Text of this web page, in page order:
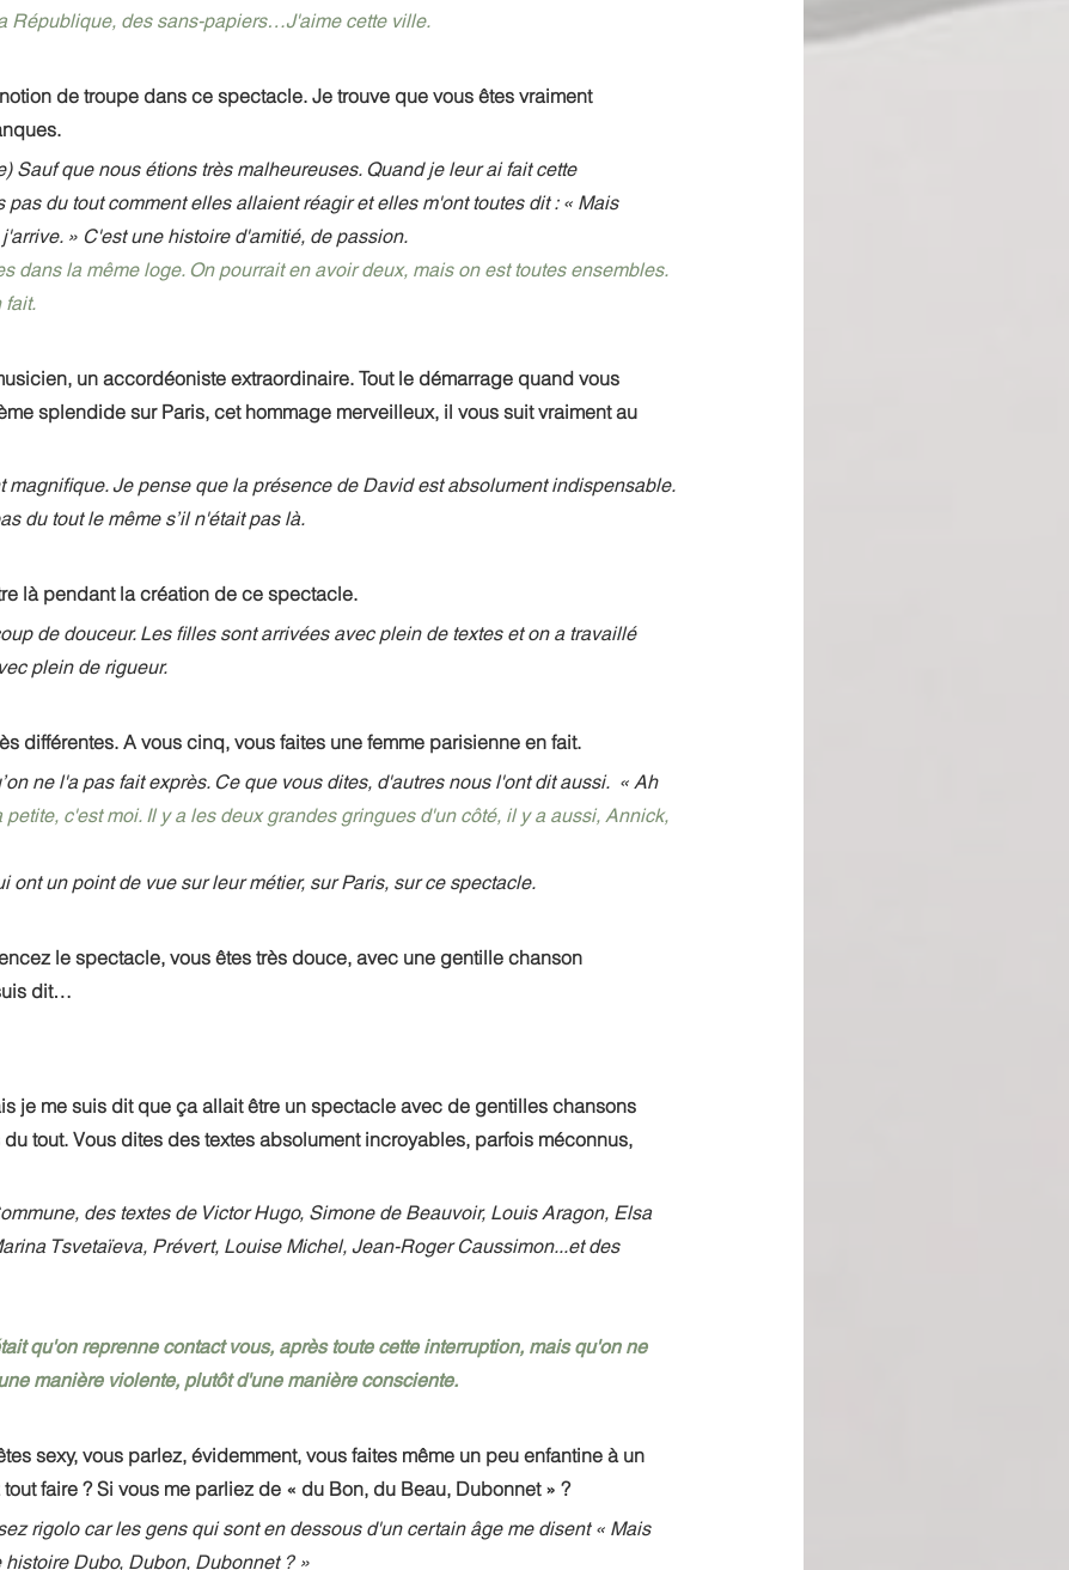
République, des sans-papiers…J'aime cette ville.
de troupe dans ce spectacle. Je trouve que vous êtes vraiment
Sauf que nous étions très malheureuses. Quand je leur ai fait cette
pas du tout comment elles allaient réagir et elles m'ont toutes dit : « Mais
» C'est une histoire d'amitié, de passion.
dans la même loge. On pourrait en avoir deux, mais on est toutes ensembles.
fait.
un accordéoniste extraordinaire. Tout le démarrage quand vous
splendide sur Paris, cet hommage merveilleux, il vous suit vraiment au
magnifique. Je pense que la présence de David est absolument indispensable.
du tout le même s’il n'était pas là.
là pendant la création de ce spectacle.
de douceur. Les filles sont arrivées avec plein de textes et on a travaillé
plein de rigueur.
différentes. A vous cinq, vous faites une femme parisienne en fait.
ne l'a pas fait exprès. Ce que vous dites, d'autres nous l'ont dit aussi.  « Ah
petite, c'est moi. Il y a les deux grandes gringues d'un côté, il y a aussi, Annick,
ont un point de vue sur leur métier, sur Paris, sur ce spectacle.
le spectacle, vous êtes très douce, avec une gentille chanson
dit…
je me suis dit que ça allait être un spectacle avec de gentilles chansons
tout. Vous dites des textes absolument incroyables, parfois méconnus,
des textes de Victor Hugo, Simone de Beauvoir, Louis Aragon, Elsa
Tsvetaïeva, Prévert, Louise Michel, Jean-Roger Caussimon...et des
qu'on reprenne contact vous, après toute cette interruption, mais qu'on ne
manière violente, plutôt d'une manière consciente.
sexy, vous parlez, évidemment, vous faites même un peu enfantine à un
faire ? Si vous me parliez de « du Bon, du Beau, Dubonnet » ?
rigolo car les gens qui sont en dessous d'un certain âge me disent « Mais
Dubo, Dubon, Dubonnet ? »